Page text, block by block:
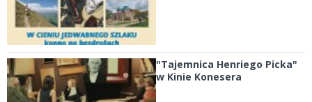
"Tajemnica Henriego Picka"
w Kinie Konesera